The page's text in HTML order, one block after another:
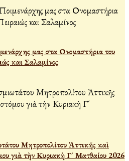
μας στα Ονομαστήρια του
και Σαλαμίνος
Μητροπολίτου Ἀττικῆς καὶ
γιὰ τὴν Κυριακὴ Γ´ Ματθαίου 2026